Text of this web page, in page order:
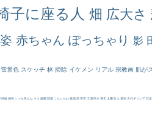
子に座る人 畑 広大さ
赤ちゃん ぽっちゃり 影
雪景色 スケッチ 林 掃除 イケメン リアル 宗教画 肌が
目線補色 こっち見んな キス 庭園 部屋 こんにちわ 素描 塔 青空 工場 巨木 青年 太陽 壮大 着衣 古代ギリシア 日